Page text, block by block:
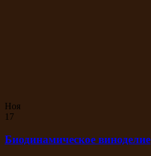
Ноя
17
Биодинамическое виноделие